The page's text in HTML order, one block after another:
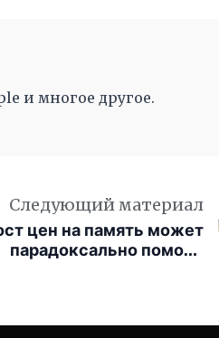
и многое другое.
Следующий материал
цен на память может
парадоксально помочь